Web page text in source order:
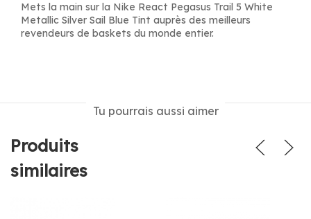
Mets la main sur la Nike React Pegasus Trail 5 White
Metallic Silver Sail Blue Tint auprès des meilleurs
revendeurs de baskets du monde entier.
Tu pourrais aussi aimer
Produits
similaires